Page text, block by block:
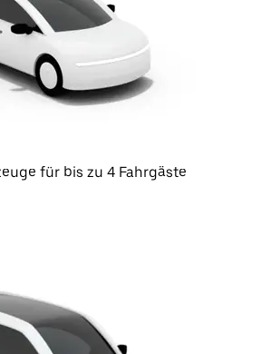
für bis zu 4 Fahrgäste